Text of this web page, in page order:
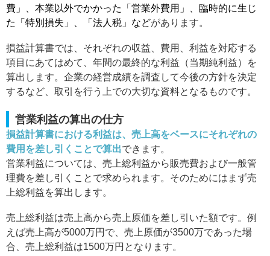
費」、本業以外でかかった「営業外費用」、臨時的に生じ
た「特別損失」、「法人税」などがあります。
損益計算書では、それぞれの収益、費用、利益を対応する
項目にあてはめて、年間の最終的な利益（当期純利益）を
算出します。企業の経営成績を調査して今後の方針を決定
するなど、取引を行う上での大切な資料となるものです。
営業利益の算出の仕方
損益計算書における利益は、売上高をベースにそれぞれの
費用を差し引くことで算出できます。
営業利益については、売上総利益から販売費および一般管
理費を差し引くことで求められます。そのためにはまず売
上総利益を算出します。
売上総利益は売上高から売上原価を差し引いた額です。例
えば売上高が5000万円で、売上原価が3500万であった場
合、売上総利益は1500万円となります。